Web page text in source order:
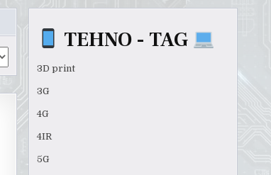
TEHNO - TAG
3D print
3G
4G
4IR
5G